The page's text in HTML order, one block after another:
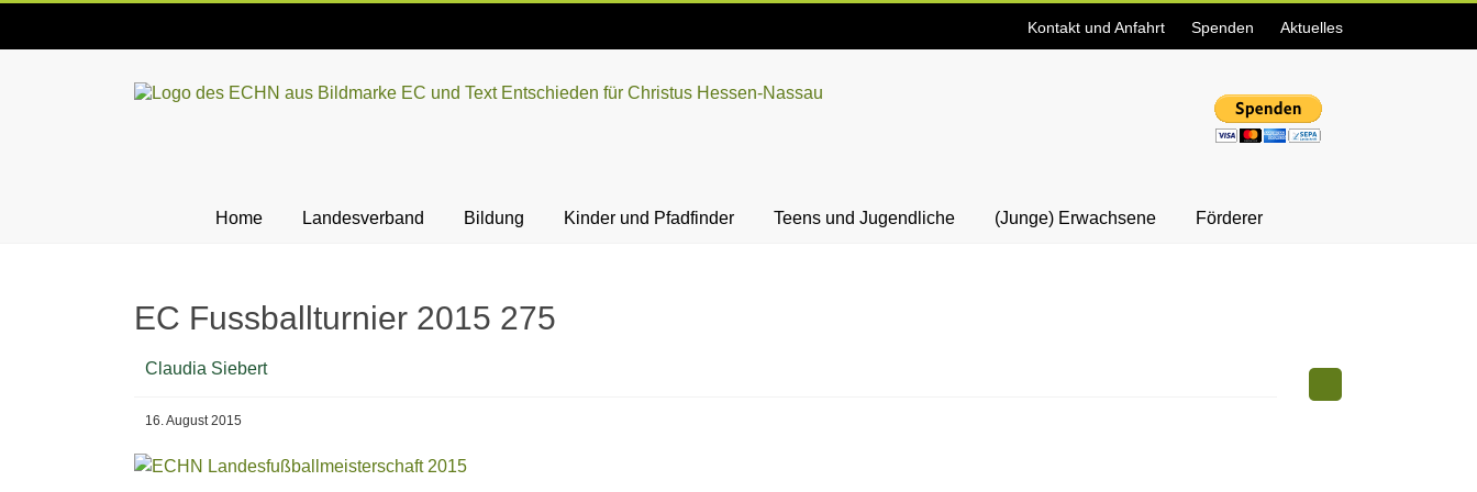
Kontakt und Anfahrt Spenden Aktuelles
ECHN
Home Landesverband Bildung Kinder und Pfadfinder Teens und Jugendliche (Junge) Erwachsene Förderer
EC Fussballturnier 2015 275
Claudia Siebert
16. August 2015